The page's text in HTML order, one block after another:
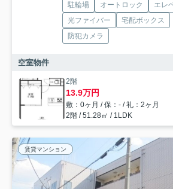
駐輪場 オートロック
エレ
光ファイバー
宅配ボックス
防犯カメラ
空室物件
2階
13.9万円
敷：0ヶ月 / 保：- / 礼：2ヶ月
2階 / 51.28㎡ / 1LDK
賃貸マンション